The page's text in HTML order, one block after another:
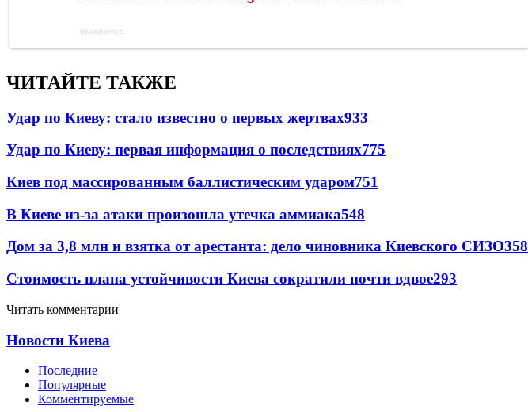
ЧИТАЙТЕ ТАКЖЕ
Удар по Киеву: стало известно о первых жертвах933
Удар по Киеву: первая информация о последствиях775
Киев под массированным баллистическим ударом751
В Киеве из-за атаки произошла утечка аммиака548
Дом за 3,8 млн и взятка от арестанта: дело чиновника Киевского СИЗО358
Стоимость плана устойчивости Киева сократили почти вдвое293
Читать комментарии
Новости Киева
Последние
Популярные
Комментируемые